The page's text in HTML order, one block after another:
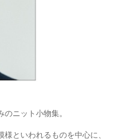
ニット小物集。
といわれるものを中心に、